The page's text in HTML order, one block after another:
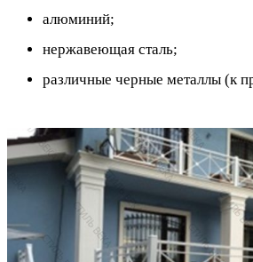
алюминий;
нержавеющая сталь;
различные черные металлы (к